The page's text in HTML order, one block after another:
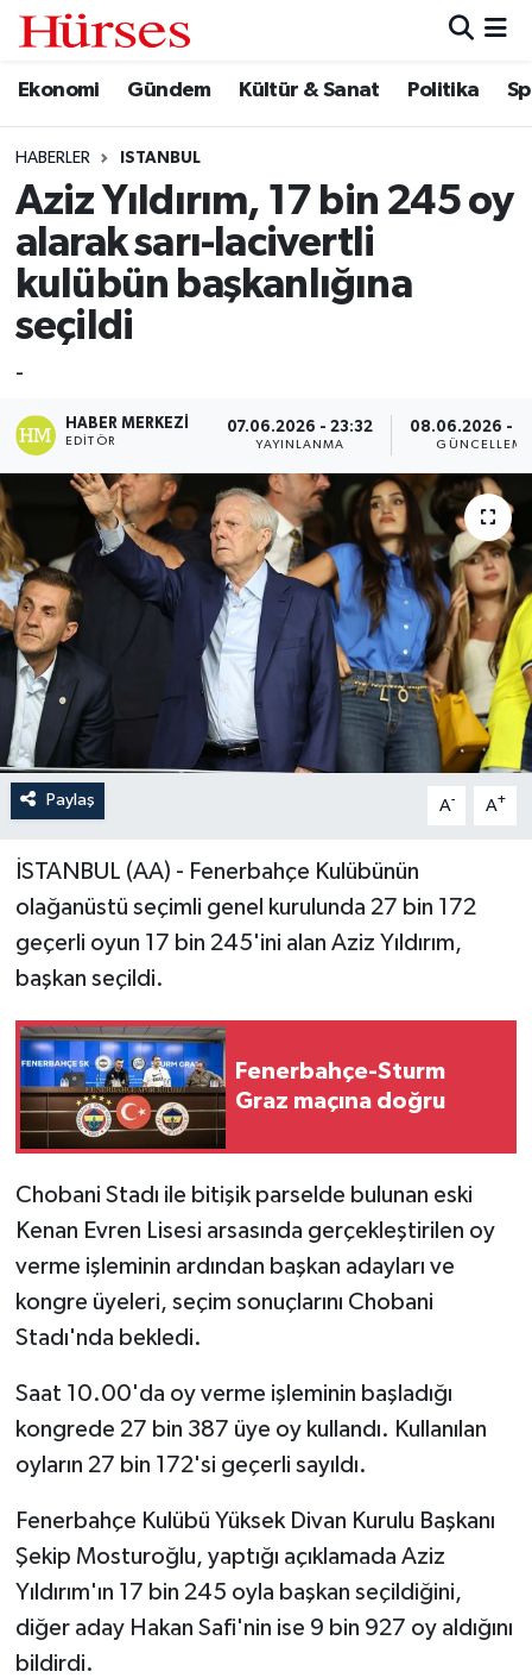
Ekonomi Gündem Kültür & Sanat Politika
HABERLER ISTANBUL
Aziz Yıldırım, 17 bin 245 oy
alarak sarı-lacivertli
kulübün başkanlığına
seçildi
-
HABER MERKEZI
EDITÖR
07.06.2026 - 23:32
YAYINLANMA
08.06.2026 -
GÜNCELLEME
Paylaş A- A+
İSTANBUL (AA) - Fenerbahçe Kulübünün
olağanüstü seçimli genel kurulunda 27 bin 172
geçerli oyun 17 bin 245'ini alan Aziz Yıldırım,
başkan seçildi.
Fenerbahçe-Sturm
Graz maçına doğru
Chobani Stadı ile bitişik parselde bulunan eski
Kenan Evren Lisesi arsasında gerçekleştirilen oy
verme işleminin ardından başkan adayları ve
kongre üyeleri, seçim sonuçlarını Chobani
Stadı'nda bekledi.
Saat 10.00'da oy verme işleminin başladığı
kongrede 27 bin 387 üye oy kullandı. Kullanılan
oyların 27 bin 172'si geçerli sayıldı.
Fenerbahçe Kulübü Yüksek Divan Kurulu Başkanı
Şekip Mosturoğlu, yaptığı açıklamada Aziz
Yıldırım'ın 17 bin 245 oyla başkan seçildiğini,
diğer aday Hakan Safi'nin ise 9 bin 927 oy aldığını
bildirdi.
Ekonomi
Gündem
Kültür & Sanat
Politika
Spor
Hava Durumu
Trafik Durumu
Süper Lig Puan Durumu ve Fikstür
Tüm Manşetler
Son Dakika Haberleri